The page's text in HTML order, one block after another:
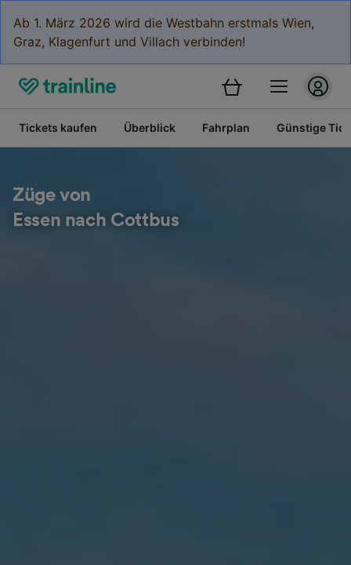
Ab 1. März 2026 wird die Westbahn erstmals Wien,
Graz, Klagenfurt und Villach verbinden!
Tickets kaufen Überblick Fahrplan Günstige
Züge von
Essen nach Cottbus